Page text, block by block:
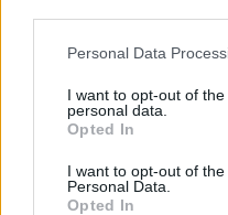
Please note that this
not limited to your visit or
grant or deny consent to
use your data for below
consent section.
Personal Data
I want to opt-out of
personal data.
Opted In
I want to opt-out of
Personal Data.
Opted In